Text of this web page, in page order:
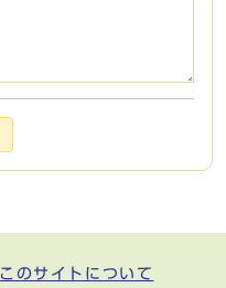
このサイトについて